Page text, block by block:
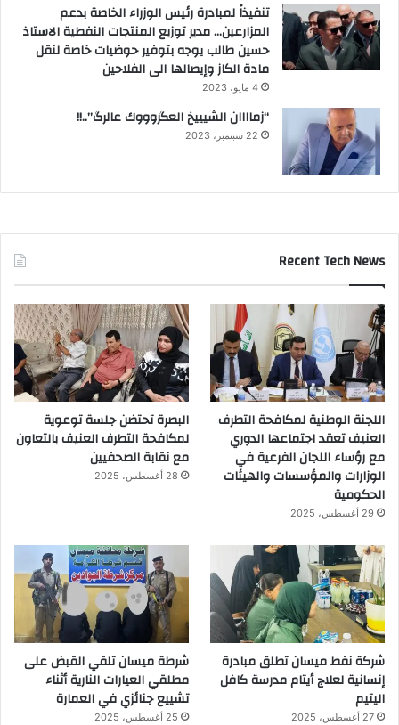
تنفيذاً لمبادرة رئيس الوزراء الخاصة بدعم
المزارعين… مدير توزيع المنتجات النفطية الاستاذ
حسين طالب يوجه بتوفير حوضيات خاصة لنقل
مادة الكاز وإيصالها الى الفلاحين
4 مايو، 2023
“زماااان الشيييخ العگروووك عالرگ”..!!
22 سبتمبر، 2023
Recent Tech News
اللجنة الوطنية لمكافحة التطرف
العنيف تعقد اجتماعها الدوري
مع رؤساء اللجان الفرعية في
الوزارات والمؤسسات والهيئات
الحكومية
29 أغسطس، 2025
البصرة تحتضن جلسة توعوية
لمكافحة التطرف العنيف بالتعاون
مع نقابة الصحفيين
28 أغسطس، 2025
شركة نفط ميسان تطلق مبادرة
إنسانية لعلاج أيتام مدرسة كافل
اليتيم
27 أغسطس، 2025
شرطة ميسان تلقي القبض على
مطلقي العيارات النارية أثناء
تشييع جنائزي في العمارة
25 أغسطس، 2025